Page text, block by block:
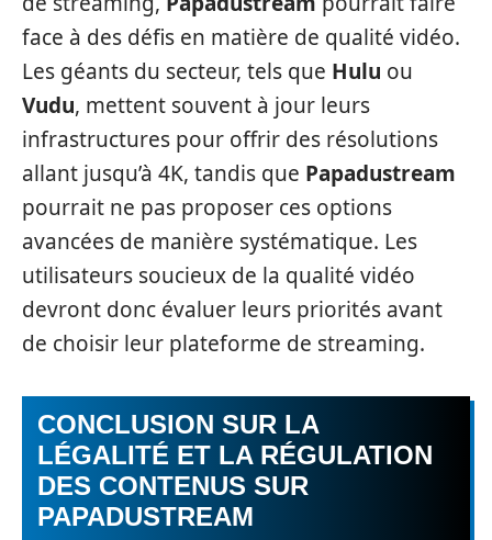
face à des défis en matière de qualité vidéo.
Les géants du secteur, tels que Hulu ou
Vudu, mettent souvent à jour leurs
infrastructures pour offrir des résolutions
allant jusqu’à 4K, tandis que Papadustream
pourrait ne pas proposer ces options
avancées de manière systématique. Les
utilisateurs soucieux de la qualité vidéo
devront donc évaluer leurs priorités avant
de choisir leur plateforme de streaming.
CONCLUSION SUR LA
LÉGALITÉ ET LA RÉGULATION
DES CONTENUS SUR
PAPADUSTREAM